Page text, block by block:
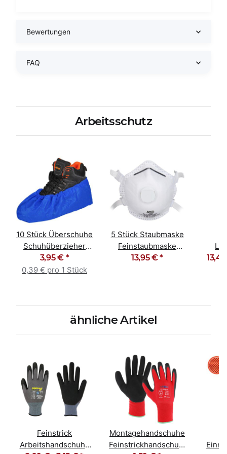
Bewertungen
FAQ
Arbeitsschutz
10 Stück Überschuhe
Schuhüberzieher
Überziehschuhe blau
3,95 € *
0,39 € pro 1 Stück
5 Stück Staubmaske
Feinstaubmaske
Atemschutz FFP3 NR
13,95 €*
ähnliche Artikel
Feinstrick
Arbeitshandschuhe
Montagehandschuhe
Feinstrickhandschuhe